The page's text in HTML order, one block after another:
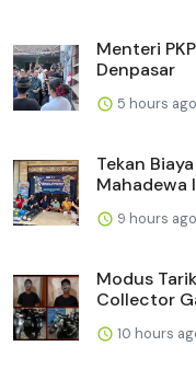
Menteri
Denpasar
5 hours ago
Tekan
Mahadewa
9 hours ago
Modus
Collector
10 hours